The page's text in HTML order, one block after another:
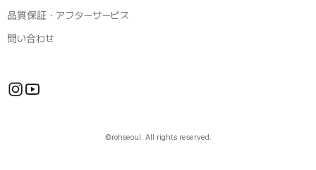
品質保証・アフターサービス
問い合わせ
©rohseoul. All rights reserved.